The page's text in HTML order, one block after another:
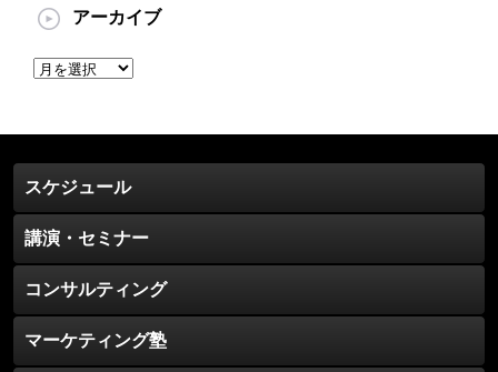
アーカイブ
ア
イ
ブ
スケジュール
講演・セミナー
コンサルティング
マーケティング塾